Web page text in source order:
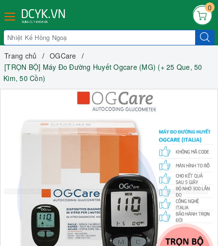
0
Trang chủ
OGCare
[TRỌN BỘ] Máy Đo Đường Huyết Ogcare (MG) (+ 25 Que, 50
Kim, 50 Cồn)